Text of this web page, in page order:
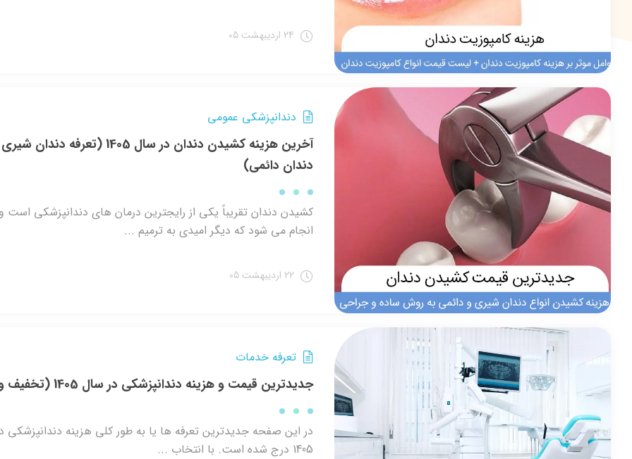
دندانپزشکی عمومی
آخرین هزینه کشیدن دندان در سال 1405 (تعرفه دندان
دندان دائمی)
کشیدن دندان تقریباً یکی از رایجترین درمان های دندانپزشکی است
انجام می شود که دیگر امیدی به ترمیم ...
تعرفه خدمات
جدیدترین قیمت و هزینه دندانپزشکی در سال 1405 (تخفیف ویژه)
در این صفحه جدیدترین تعرفه ها یا به طور کلی هزینه دندانپزشکی
1405 درج شده است. با انتخاب ...